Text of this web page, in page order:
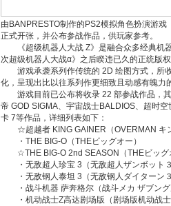
由BANPRESTO制作的PS2模拟角色扮演游
正式开张，并公布参战作品，供玩家参考。
《超级机器人大战 Z》是融合众多经典机
次超级机器人大战α》之后睽违已久的正统版
游戏承袭系列作传统的 2D 绘图方式，所
化，呈现出比以往系列作更细致且动感有魄力
游戏目前已公布将收录 22 部参战作品，其
帝 GOD SIGMA、宇宙战士BALDIOS、超时
卡 7等作品，详细列表如下：
☆超越者 KING GAINER（OVERMAN キ
・THE BIG-O（THEビッグオー）
☆THE BIG-O 2nd SEASON（THEビッグ
・无敌超人珍宝 3（无敌超人ザンボット
・无敌钢人泰坦 3（无敌钢人ダイターン
・战斗机器 萨奔格尔（战斗メカ ザブング
・机动战士Z高达剧场版（剧场版机动战士